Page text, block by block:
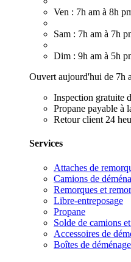
Ven : 7h am à 8h
Sam : 7h am à 7h
Dim : 9h am à 5h
Ouvert aujourd'hui de 7h
Inspection gratuite
Propane payable à
Retour client 24
Services
Attaches de
Camions de
Remorques et
Libre-entreposage
Propane
Solde de camions
Accessoires de
Boîtes de